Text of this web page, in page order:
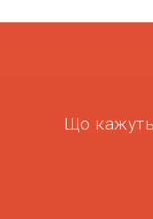
Що кажуть